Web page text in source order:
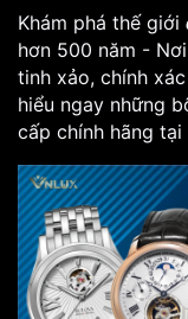
Khám phá thế giới
hơn 500 năm -
tinh xảo, chính
hiểu ngay những
cấp chính hãng tại